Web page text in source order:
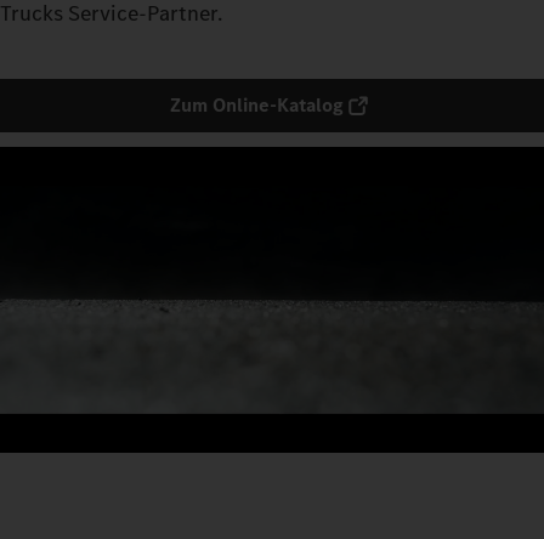
Trucks Service‑Partner.
Zum Online-Katalog